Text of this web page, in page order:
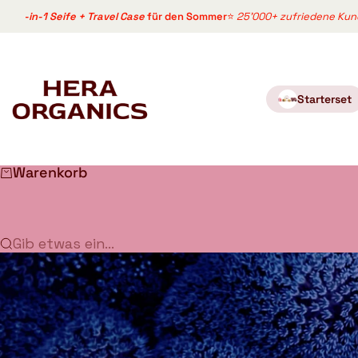
Seife + Travel Casefür den Sommer⭐25'000+ zufriedene Kundinnen ·
HERA organics
Starterset
Warenkorb
Gib etwas ein...